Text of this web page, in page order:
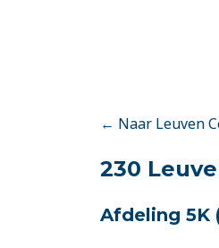
← Naar Leuven
230
Afdeling 5K